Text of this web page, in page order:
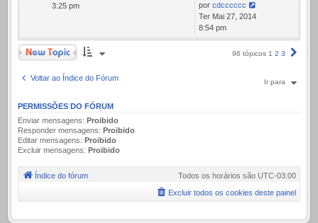
3:25 pm
por cdcccccc
Ter Mai 27, 2014
8:54 pm
Novo Tópico
96 tópicos 1 2 3
Voltar ao Índice do Fórum Ir para
PERMISSÕES DO FÓRUM
Enviar mensagens: Proibido
Responder mensagens: Proibido
Editar mensagens: Proibido
Excluir mensagens: Proibido
Índice do fórum Todos os horários são UTC-03:00
Excluir todos os cookies deste painel
.